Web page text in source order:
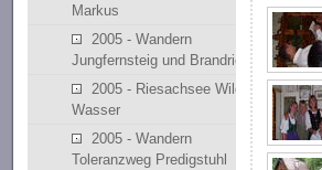
Markus
2005 - Wandern
Jungfernsteig und Brandriedl
2005 - Riesachsee Wilde
Wasser
2005 - Wandern
Toleranzweg Predigstuhl